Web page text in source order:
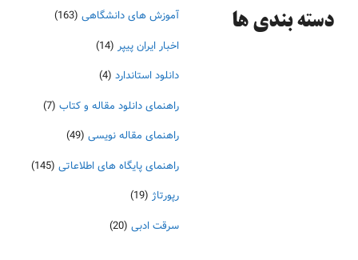
دسته‌ بندی ها آموزش های دانشگاهی (163)
اخبار ایران پیپر (14)
دانلود استاندارد (4)
راهنمای دانلود مقاله و کتاب (7)
راهنمای مقاله نویسی (49)
راهنمای پایگاه های اطلاعاتی (145)
رپورتاژ (19)
سرقت ادبی (20)